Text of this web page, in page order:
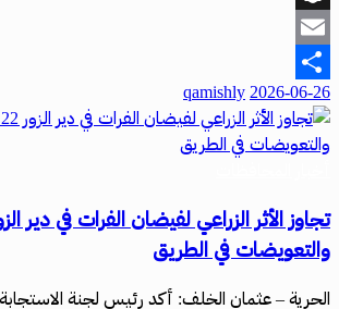
Snapchat
Email
Share
2026-06-26
qamishly
والتعويضات في الطريق
الحرية – عثمان الخلف: أكد رئيس لجنة